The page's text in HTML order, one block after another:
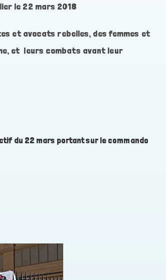
le 22 mars 2018
et avocats rebelles, des femmes et
et leurs combats avant leur
du 22 mars portant sur le commando